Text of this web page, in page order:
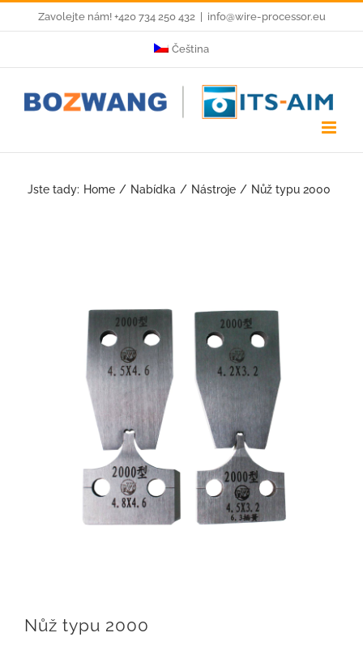
content
Zavolejte nám! +420 734 250 432 info@wire-processor.eu
Čeština
Jste tady: Home Nabídka Nástroje Nůž typu 2000
Nůž typu 2000